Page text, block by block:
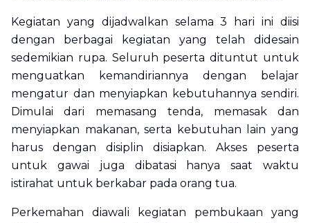
Kegiatan yang dijadwalkan selama 3 hari ini diisi
dengan berbagai kegiatan yang telah didesain
sedemikian rupa. Seluruh peserta dituntut untuk
menguatkan kemandiriannya dengan belajar
mengatur dan menyiapkan kebutuhannya sendiri.
Dimulai dari memasang tenda, memasak dan
menyiapkan makanan, serta kebutuhan lain yang
harus dengan disiplin disiapkan. Akses peserta
untuk gawai juga dibatasi hanya saat waktu
istirahat untuk berkabar pada orang tua.
Perkemahan diawali kegiatan pembukaan yang